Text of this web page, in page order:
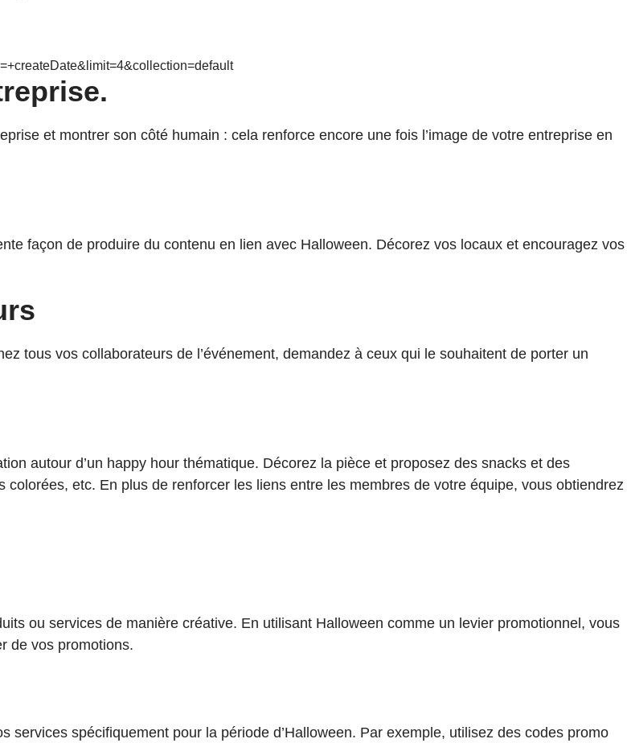
et montrer son côté humain : cela renforce encore une fois l’image de votre entreprise en
façon de produire du contenu en lien avec Halloween. Décorez vos locaux et encouragez vos
tous vos collaborateurs de l’événement, demandez à ceux qui le souhaitent de porter un
autour d’un happy hour thématique. Décorez la pièce et proposez des snacks et des
etc. En plus de renforcer les liens entre les membres de votre équipe, vous obtiendrez
ou services de manière créative. En utilisant Halloween comme un levier promotionnel, vous
de vos promotions.
spécifiquement pour la période d’Halloween. Par exemple, utilisez des codes promo